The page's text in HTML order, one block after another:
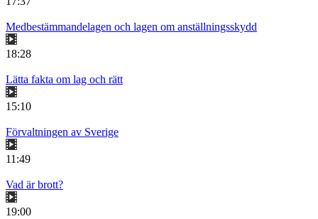
Medbestämmandelagen och lagen om anställningsskydd
18:28
Lätta fakta om lag och rätt
15:10
Förvaltningen av Sverige
11:49
Vad är brott?
19:00